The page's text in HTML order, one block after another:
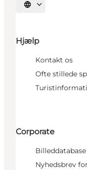
Vælg sprog
Hjælp
Kontakt os
Ofte stillede
Corporate
Billeddatabase
Nyhedsbrev